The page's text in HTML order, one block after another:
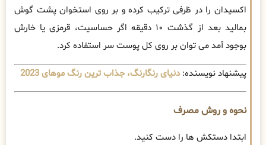
اکسیدان را در ظرفی ترکیب کرده و بر روی استخوان پشت گوش
بمالید بعد از گذشت ۱۰ دقیقه اگر حساسیت، قرمزی یا خارش
بوجود آمد می ‌توان بر روی کل پوست سر استفاده کرد.
پیشنهاد نویسنده:دنیای رنگارنگ، جذاب ترین رنگ موهای 2023
نحوه و روش مصرف
ابتدا دستکش‌ ها را دست کنید.